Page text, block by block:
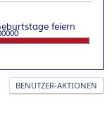
BENUTZER-AKTIONEN